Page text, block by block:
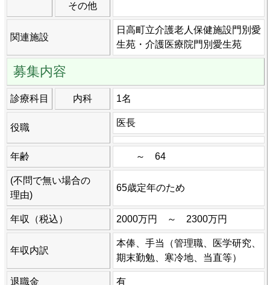
その他
関連施設
日高町立介護老人保健施設門別愛
生苑・介護医療院門別愛生苑
募集内容
診療科目 内科 1名
役職 医長
年齢 ～ 64
(不問で無い場合の
理由)
65歳定年のため
年収（税込） 2000万円 ～ 2300万円
年収内訳
本俸、手当（管理職、医学研究、
期末勤勉、寒冷地、当直等）
退職金 有